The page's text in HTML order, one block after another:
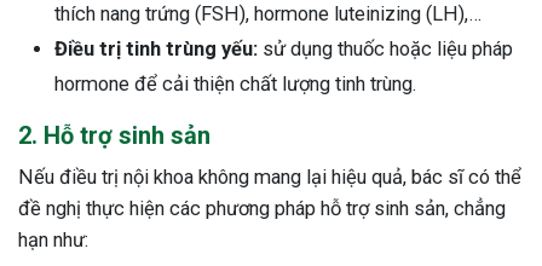
thích nang trứng (FSH), hormone luteinizing (LH),…
Điều trị tinh trùng yếu: sử dụng thuốc hoặc liệu pháp
hormone để cải thiện chất lượng tinh trùng.
2. Hỗ trợ sinh sản
Nếu điều trị nội khoa không mang lại hiệu quả, bác sĩ có thể
đề nghị thực hiện các phương pháp hỗ trợ sinh sản, chẳng
hạn như: